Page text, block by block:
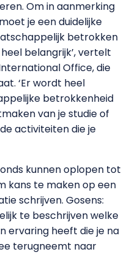
Om in aanmerking
je een duidelijke
betrokken
belangrijk’, vertelt
Office, die
‘Er wordt heel
betrokkenheid
van je studie of
activiteiten die je
kunnen oplopen tot
kans te maken op een
schrijven. Gosens:
te beschrijven welke
ervaring heeft die je na
terugneemt naar